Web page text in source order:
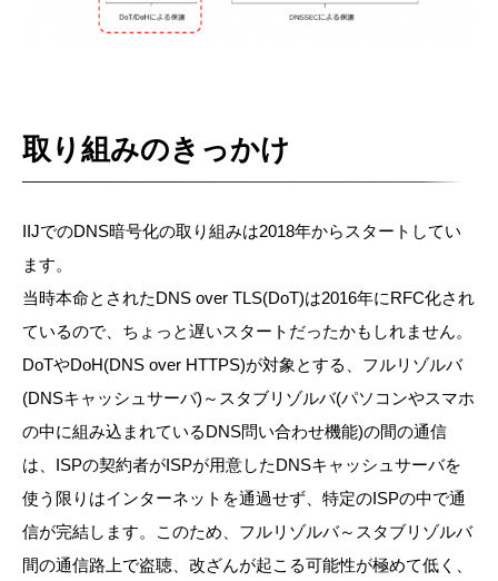
取り組みのきっかけ
IIJでのDNS暗号化の取り組みは2018年からスタートしてい
ます。
当時本命とされたDNS over TLS(DoT)は2016年にRFC化され
ているので、ちょっと遅いスタートだったかもしれません。
DoTやDoH(DNS over HTTPS)が対象とする、フルリゾルバ
(DNSキャッシュサーバ)～スタブリゾルバ(パソコンやスマホ
の中に組み込まれているDNS問い合わせ機能)の間の通信
は、ISPの契約者がISPが用意したDNSキャッシュサーバを
使う限りはインターネットを通過せず、特定のISPの中で通
信が完結します。このため、フルリゾルバ～スタブリゾルバ
間の通信路上で盗聴、改ざんが起こる可能性が極めて低く、